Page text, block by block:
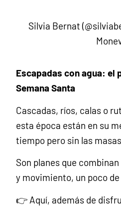
Silvia Bernat
Escapadas con agua: el
Semana Santa
Cascadas, ríos, calas o
esta época están en su
tiempo pero sin las
Son planes que
y movimiento, un poco
👉 Aquí, además de